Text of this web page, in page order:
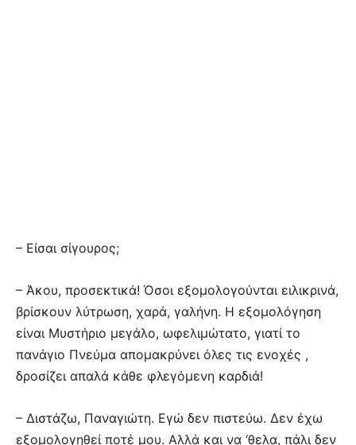
– Είσαι σίγουρος;
– Άκου, προσεκτικά! Όσοι εξομολογούνται ειλικρινά,
βρίσκουν λύτρωση, χαρά, γαλήνη. Η εξομολόγηση
είναι Μυστήριο μεγάλο, ωφελιμώτατο, γιατί το
πανάγιο Πνεύμα απομακρύνει όλες τις ενοχές ,
δροσίζει απαλά κάθε φλεγόμενη καρδιά!
– Διστάζω, Παναγιώτη. Εγώ δεν πιστεύω. Δεν έχω
εξομολογηθεί ποτέ μου. Αλλά και να ‘θελα, πάλι δεν